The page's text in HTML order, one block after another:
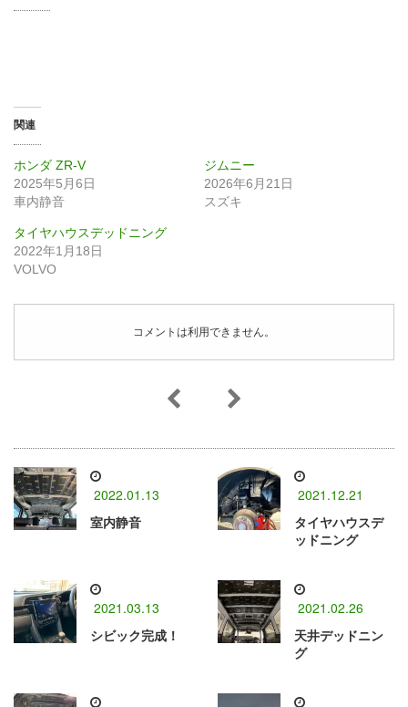
関連
ホンダ ZR-V
2025年5月6日
車内静音
ジムニー
2026年6月21日
スズキ
タイヤハウスデッドニング
2022年1月18日
VOLVO
コメントは利用できません。
2022.01.13
室内静音
2021.12.21
タイヤハウスデ
ッドニング
2021.03.13
シビック完成！
2021.02.26
天井デッドニン
グ